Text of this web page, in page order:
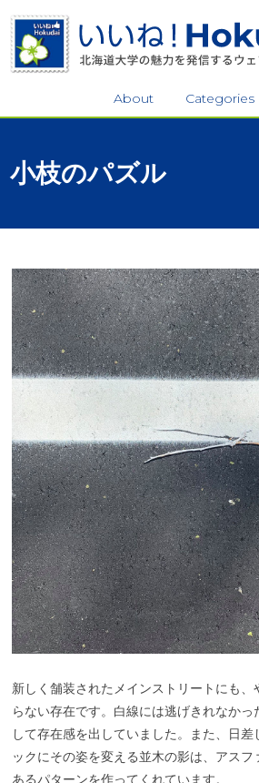
About Categories
小枝のパズル
新しく舗装されたメインストリートにも、
らない存在です。白線には逃げきれなかっ
して存在感を出していました。また、日
ックにその姿を変える並木の影は、アス
あるパターンを作ってくれています。